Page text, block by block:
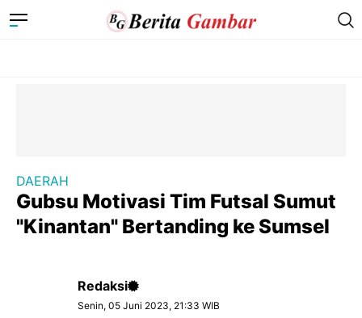
DAERAH
Gubsu Motivasi Tim Futsal Sumut
"Kinantan" Bertanding ke Sumsel
Redaksi
Senin, 05 Juni 2023, 21:33 WIB